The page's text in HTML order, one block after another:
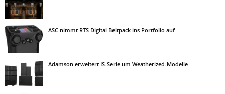
ASC nimmt RTS Digital Beltpack ins Portfolio auf
Adamson erweitert IS-Serie um Weatherized-Modelle